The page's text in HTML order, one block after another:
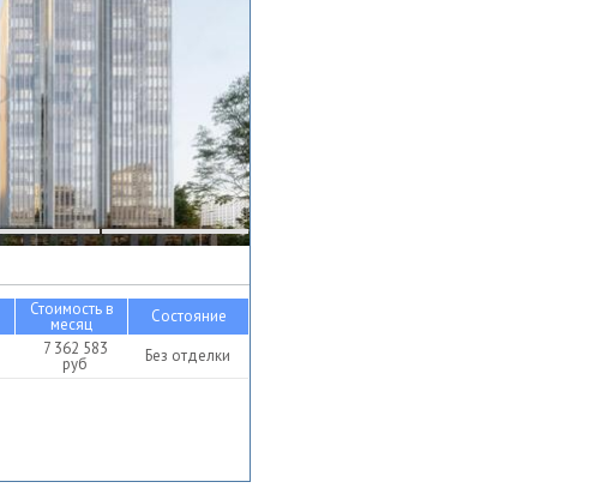
Стоимость в
месяц
Состояние
7 362 583
руб Без отделки